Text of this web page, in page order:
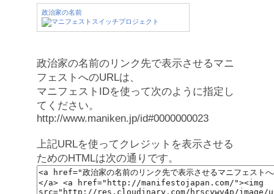
政治家の名前
政治家の名前のリンク先で表示させるマニ
フェストへのURLは、
マニフェストIDを使って次のように指定し
てください。
http://www.maniken.jp/id#0000000023
上記URLを使ってクレジットを表示させる
ためのHTMLは次の通りです。